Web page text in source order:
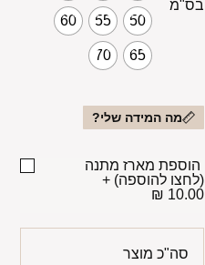
בס"מ
50
55
60
65
70
מה המידה שלי?
הוספת מארז מתנה
(לחצו להוספה) +
10.00 ₪
סה"כ מוצר